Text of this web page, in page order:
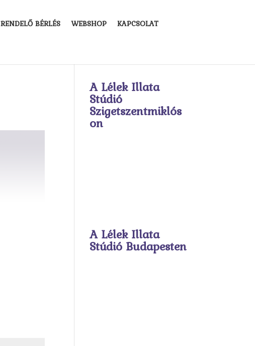
RENDELŐ BÉRLÉS WEBSHOP KAPCSOLAT
A Lélek Illata
Stúdió
Szigetszentmiklós
on
A Lélek Illata
Stúdió Budapesten